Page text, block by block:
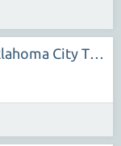
New Orleans Pelicans - Oklahoma City Thunder